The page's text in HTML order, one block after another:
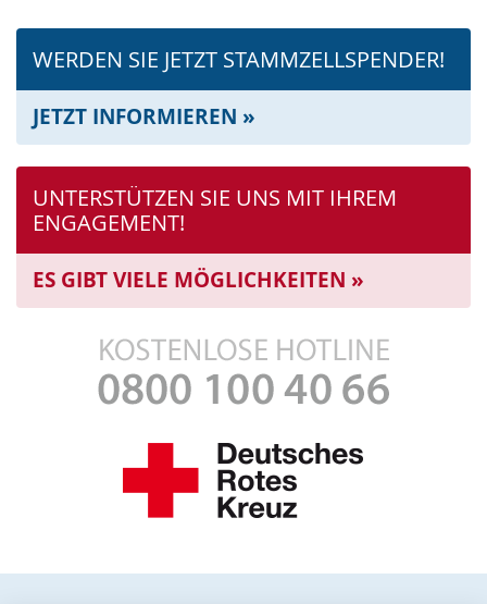
WERDEN SIE JETZT STAMMZELL­SPENDER!
JETZT INFORMIEREN »
UNTERSTÜTZEN SIE UNS MIT IHREM
ENGAGEMENT!
ES GIBT VIELE MÖGLICHKEITEN »